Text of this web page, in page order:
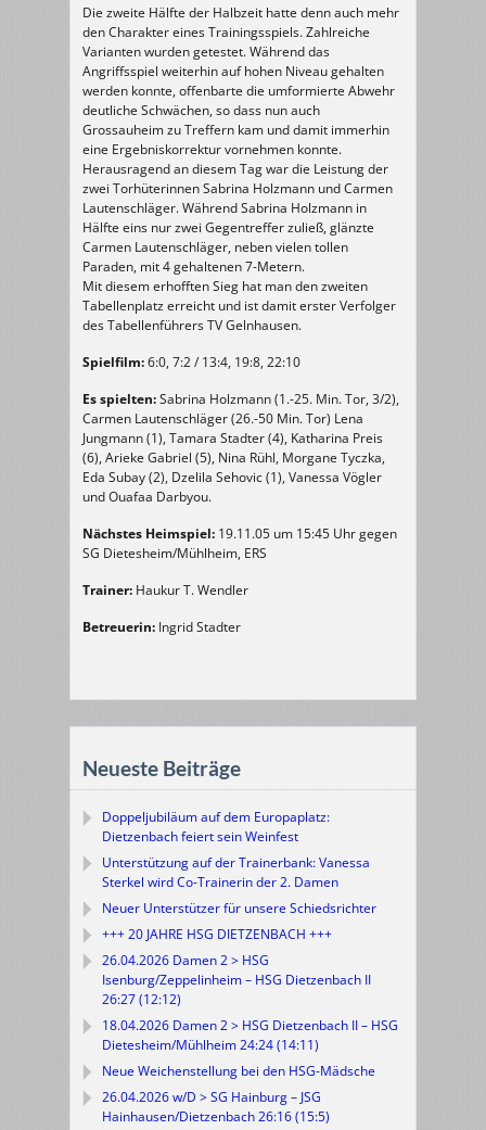
Die zweite Hälfte der Halbzeit hatte denn auch mehr
den Charakter eines Trainingsspiels. Zahlreiche
Varianten wurden getestet. Während das
Angriffsspiel weiterhin auf hohen Niveau gehalten
werden konnte, offenbarte die umformierte Abwehr
deutliche Schwächen, so dass nun auch
Grossauheim zu Treffern kam und damit immerhin
eine Ergebniskorrektur vornehmen konnte.
Herausragend an diesem Tag war die Leistung der
zwei Torhüterinnen Sabrina Holzmann und Carmen
Lautenschläger. Während Sabrina Holzmann in
Hälfte eins nur zwei Gegentreffer zuließ, glänzte
Carmen Lautenschläger, neben vielen tollen
Paraden, mit 4 gehaltenen 7-Metern.
Mit diesem erhofften Sieg hat man den zweiten
Tabellenplatz erreicht und ist damit erster Verfolger
des Tabellenführers TV Gelnhausen.
Spielfilm:6:0, 7:2 / 13:4, 19:8, 22:10
Es spielten:Sabrina Holzmann (1.-25. Min. Tor, 3/2),
Carmen Lautenschläger (26.-50 Min. Tor) Lena
Jungmann (1), Tamara Stadter (4), Katharina Preis
(6), Arieke Gabriel (5), Nina Rühl, Morgane Tyczka,
Eda Subay (2), Dzelila Sehovic (1), Vanessa Vögler
und Ouafaa Darbyou.
Nächstes Heimspiel: 19.11.05 um 15:45 Uhr gegen
SG Dietesheim/Mühlheim, ERS
Trainer: Haukur T. Wendler
Betreuerin: Ingrid Stadter
Neueste Beiträge
Doppeljubiläum auf dem Europaplatz:
Dietzenbach feiert sein Weinfest
Unterstützung auf der Trainerbank: Vanessa
Sterkel wird Co-Trainerin der 2. Damen
Neuer Unterstützer für unsere Schiedsrichter
+++ 20 JAHRE HSG DIETZENBACH +++
26.04.2026 Damen 2 > HSG
Isenburg/Zeppelinheim – HSG Dietzenbach II
26:27 (12:12)
18.04.2026 Damen 2 > HSG Dietzenbach II – HSG
Dietesheim/Mühlheim 24:24 (14:11)
Neue Weichenstellung bei den HSG-Mädsche
26.04.2026 w/D > SG Hainburg – JSG
Hainhausen/Dietzenbach 26:16 (15:5)